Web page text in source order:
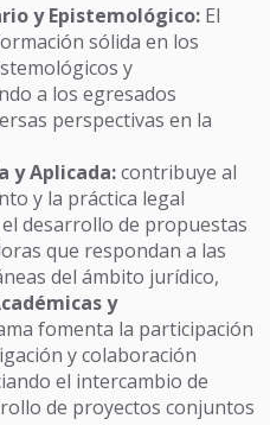
y Epistemológico: El
sólida en los
y
a los egresados
perspectivas en la
y Aplicada:contribuye al
y la práctica legal
desarrollo de propuestas
que respondan a las
del ámbito jurídico,
y
fomenta la participación
y colaboración
el intercambio de
de proyectos conjuntos